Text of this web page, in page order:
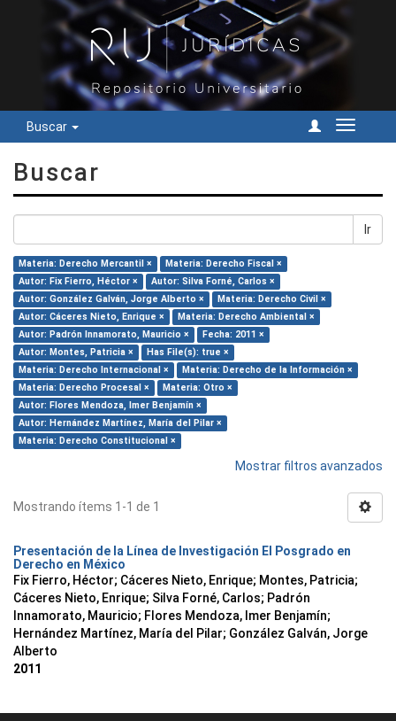
Buscar
Cambiar
Buscar
Ir
Materia: Derecho Mercantil ×
Materia: Derecho Fiscal ×
Autor: Fix Fierro, Héctor ×
Autor: Silva Forné, Carlos ×
Autor: González Galván, Jorge Alberto ×
Materia: Derecho Civil ×
Autor: Cáceres Nieto, Enrique ×
Materia: Derecho Ambiental ×
Autor: Padrón Innamorato, Mauricio ×
Fecha: 2011 ×
Autor: Montes, Patricia ×
Has File(s): true ×
Materia: Derecho Internacional ×
Materia: Derecho de la Información ×
Materia: Derecho Procesal ×
Materia: Otro ×
Autor: Flores Mendoza, Imer Benjamín ×
Autor: Hernández Martínez, María del Pilar ×
Materia: Derecho Constitucional ×
Mostrar filtros avanzados
Mostrando ítems 1-1 de 1
Presentación de la Línea de Investigación El Posgrado en
Derecho en México
Fix Fierro, Héctor; Cáceres Nieto, Enrique; Montes, Patricia;
Cáceres Nieto, Enrique; Silva Forné, Carlos; Padrón
Innamorato, Mauricio; Flores Mendoza, Imer Benjamín;
Hernández Martínez, María del Pilar; González Galván, Jorge
Alberto
2011